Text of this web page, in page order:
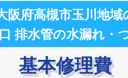
阪府高槻市玉川地域
排水管の水漏れ・
基本修理費